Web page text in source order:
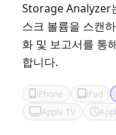
Storage Analyzer
스크 볼륨을 스캔
화 및 보고서를 통
합니다.
iPhone iPad
Apple TV